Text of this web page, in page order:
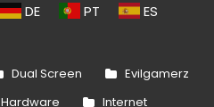
DE PT ES
Dual Screen
Evilgamerz
Hardware Internet